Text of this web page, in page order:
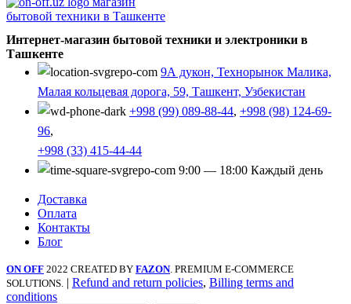
Интернет-магазин бытовой техники и электроники в
Ташкенте
9А дукон, Технорынок Малика,
Малая кольцевая дорога, 59, Ташкент, Узбекистан
+998 (99) 089-88-44, +998 (98) 124-69-
96,
+998 (33) 415-44-44
9:00 — 18:00 Каждый день
Доставка
Оплата
Контакты
Блог
ON OFF 2022 CREATED BY FAZON. PREMIUM E-COMMERCE
SOLUTIONS. | Refund and return policies, Billing terms and
conditions